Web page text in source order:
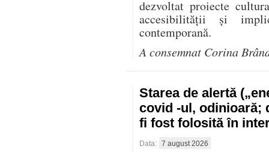
dezvoltat proiecte
accesibilității și
contemporană.
A consemnat Corina
Starea de alertă
covid -ul, odinioară;
fi fost folosită în
Data: 7 august 2026